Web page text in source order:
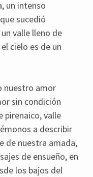
un intenso
sucedió
valle lleno de
cielo es de un
nuestro amor
sin condición
pirenaico, valle
a describir
de nuestra amada,
de ensueño, en
los bajos del